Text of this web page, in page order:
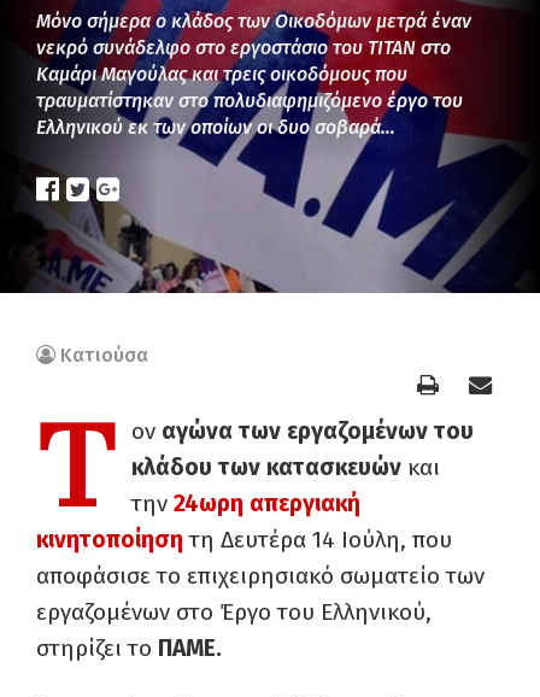
Μόνο σήμερα ο κλάδος των Οικοδόμων μετρά έναν
νεκρό συνάδελφο στο εργοστάσιο του ΤΙΤΑΝ στο
Καμάρι Μαγούλας και τρεις οικοδόμους που
τραυματίστηκαν στο πολυδιαφημιζόμενο έργο του
Ελληνικού εκ των οποίων οι δυο σοβαρά…
Κατιούσα
Τ ον αγώνα των εργαζομένων του
κλάδου των κατασκευών και
την 24ωρη απεργιακή
κινητοποίησητη Δευτέρα 14 Ιούλη, που
αποφάσισε το επιχειρησιακό σωματείο των
εργαζομένων στο Έργο του Ελληνικού,
στηρίζει το ΠΑΜΕ.